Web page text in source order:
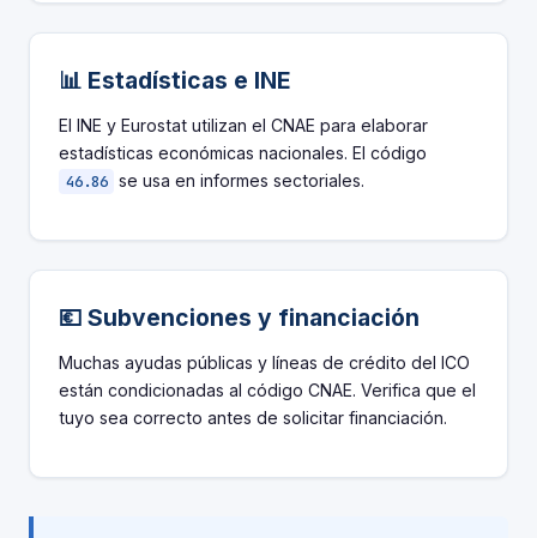
📊 Estadísticas e INE
El INE y Eurostat utilizan el CNAE para elaborar
estadísticas económicas nacionales. El código
46.86 se usa en informes sectoriales.
💶 Subvenciones y financiación
Muchas ayudas públicas y líneas de crédito del ICO
están condicionadas al código CNAE. Verifica que el
tuyo sea correcto antes de solicitar financiación.